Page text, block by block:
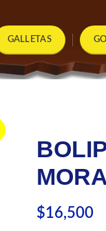
GALLETAS
$16,500